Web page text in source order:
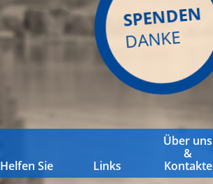
SPENDEN
DANKE
Helfen Sie Links
Über uns
&
Kontakte